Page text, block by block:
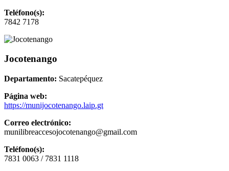
Teléfono(s):
7842 7178
Jocotenango
Departamento: Sacatepéquez
Página web:
https://munijocotenango.laip.gt
Correo electrónico:
munilibreaccesojocotenango@gmail.com
Teléfono(s):
7831 0063 / 7831 1118